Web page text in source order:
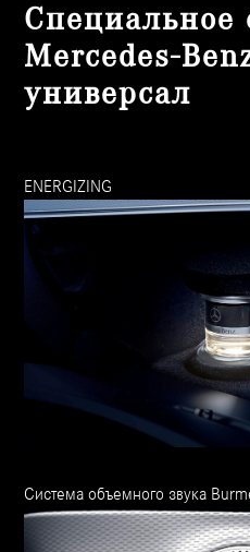
Специальное
Mercedes-
универсал
ENERGIZING
Система объемного звука